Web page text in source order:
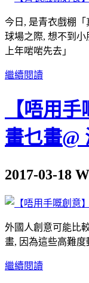
今日 , 是青衣戲棚
球場之際, 想不到小
上年啱啱先去」
繼續閱讀
【唔用
畫乜畫@
2017-03-18
外國人創意可能比
畫, 因為這些高難度
繼續閱讀